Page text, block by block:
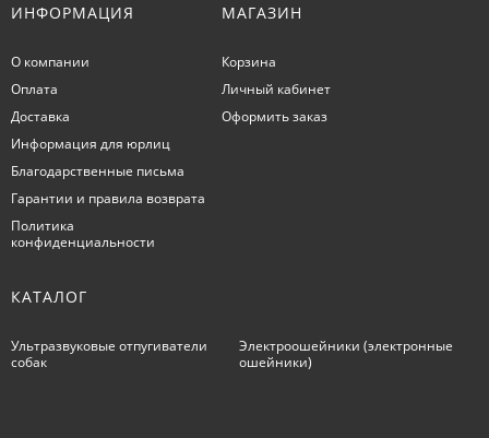
ИНФОРМАЦИЯ
О компании
Оплата
Доставка
Информация для юрлиц
Благодарственные письма
Гарантии и правила возврата
Политика
конфиденциальности
МАГАЗИН
Корзина
Личный кабинет
Оформить заказ
КАТАЛОГ
Ультразвуковые отпугиватели
собак
Электроошейники (электронные
ошейники)